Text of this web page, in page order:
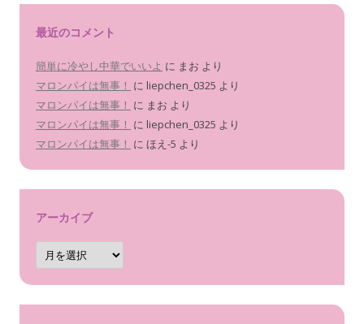
最近のコメント
簡単に冷やし中華でいいよ に まお より
マロンパイは無事！ に liepchen_0325 より
マロンパイは無事！ に まお より
マロンパイは無事！ に liepchen_0325 より
マロンパイは無事！ に ほえ-5 より
アーカイブ
ア
ー
カ